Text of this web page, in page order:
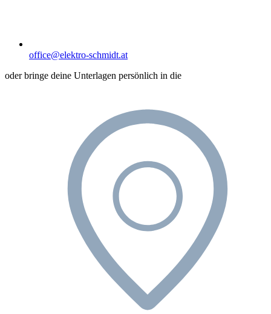
office@elektro-schmidt.at
oder bringe deine Unterlagen persönlich in die